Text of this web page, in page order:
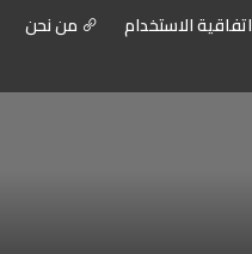
اتفاقية الاستخدام من نحن